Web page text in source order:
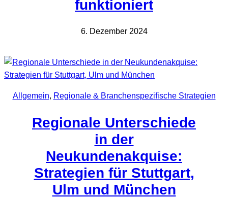
funktioniert
6. Dezember 2024
Allgemein, Regionale & Branchenspezifische Strategien
Regionale Unterschiede
in der
Neukundenakquise:
Strategien für Stuttgart,
Ulm und München